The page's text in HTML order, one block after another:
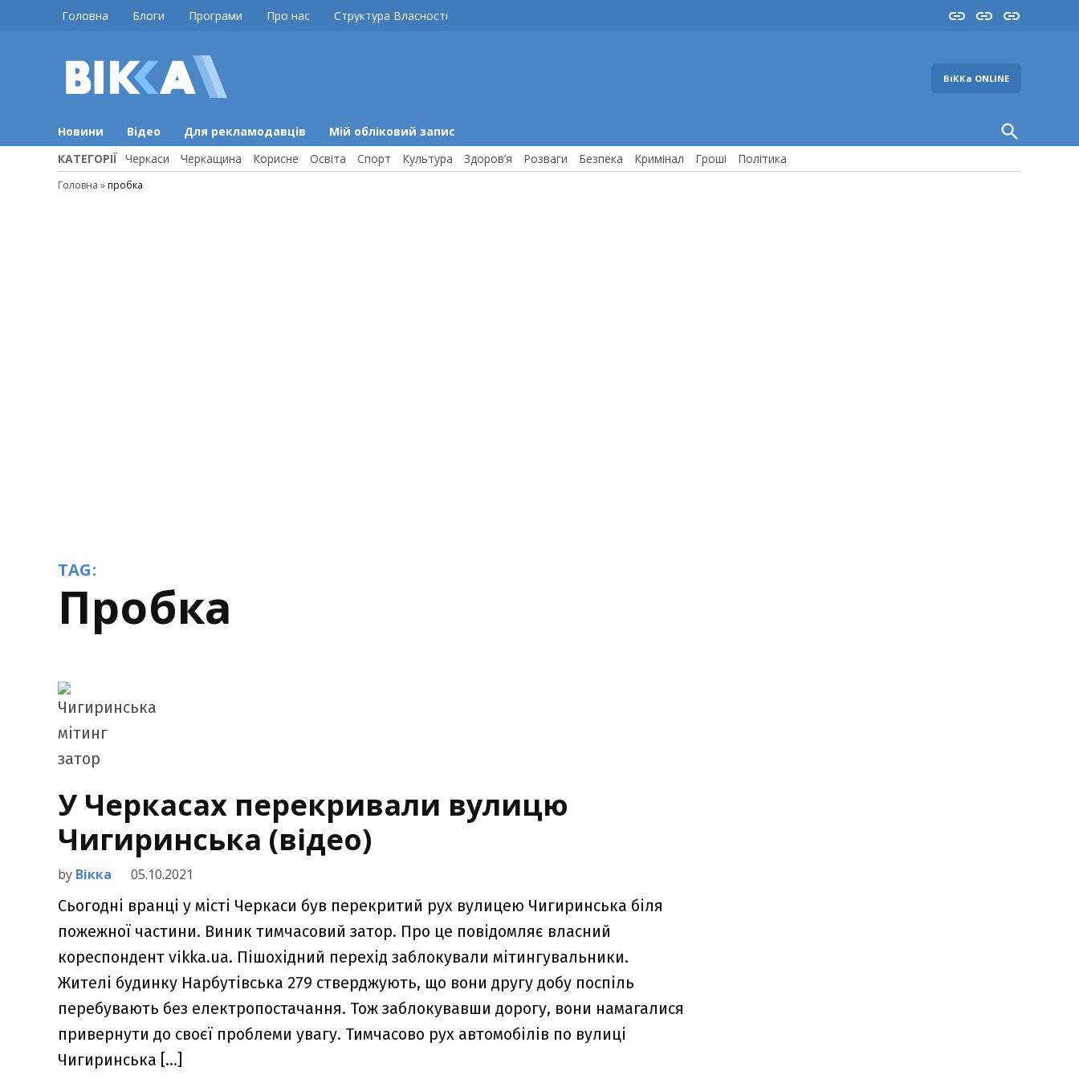
Головна Блоги Програми Про нас Структура Власності InstaYouTube
FB
ВіККа ONLINE
Новини Відео Для рекламодавців Мій обліковий запис
Open
Search
КАТЕГОРІЇ Черкаси Черкащина Корисне Освіта Спорт Культура Здоров’я Розваги Безпека Кримінал Гроші Політика
Головна » пробка
TAG:
пробка
У Черкасах перекривали вулицю
Чигиринська (відео)
by Вікка 05.10.2021
Сьогодні вранці у місті Черкаси був перекритий рух вулицею Чигиринська біля
пожежної частини. Виник тимчасовий затор. Про це повідомляє власний
кореспондент vikka.ua. Пішохідний перехід заблокували мітингувальники.
Жителі будинку Нарбутівська 279 стверджують, що вони другу добу поспіль
перебувають без електропостачання. Тож заблокувавши дорогу, вони намагалися
привернути до своєї проблеми увагу. Тимчасово рух автомобілів по вулиці
Чигиринська […]